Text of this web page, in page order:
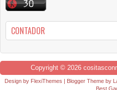
CONTADOR
Copyright © 2026
Design by FlexiThemes | Blogger Theme by
Best